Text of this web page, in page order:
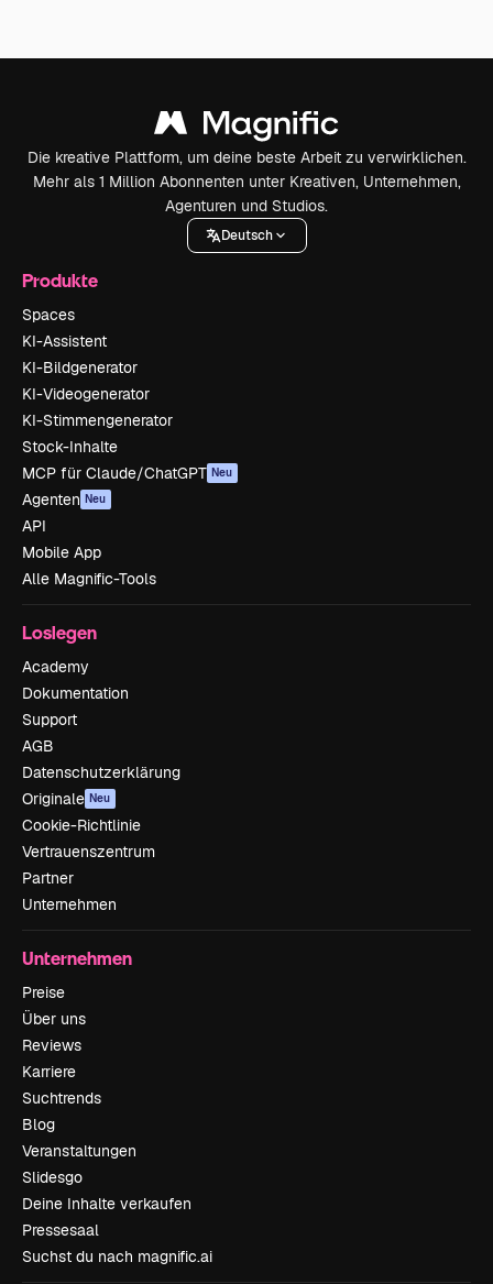
Die kreative Plattform, um deine beste Arbeit zu verwirklichen.
Mehr als 1 Million Abonnenten unter Kreativen, Unternehmen,
Agenturen und Studios.
Deutsch
Produkte
Spaces
KI-Assistent
KI-Bildgenerator
KI-Videogenerator
KI-Stimmengenerator
Stock-Inhalte
MCP für Claude/ChatGPT Neu
Agenten Neu
API
Mobile App
Alle Magnific-Tools
Loslegen
Academy
Dokumentation
Support
AGB
Datenschutzerklärung
Originale Neu
Cookie-Richtlinie
Vertrauenszentrum
Partner
Unternehmen
Unternehmen
Preise
Über uns
Reviews
Karriere
Suchtrends
Blog
Veranstaltungen
Slidesgo
Deine Inhalte verkaufen
Pressesaal
Suchst du nach magnific.ai